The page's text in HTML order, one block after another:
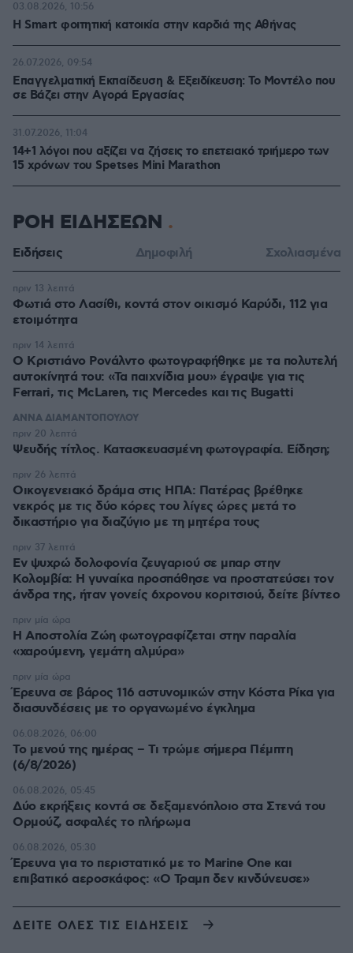
Η Smart φοιτητική κατοικία στην καρδιά της Αθήνας
03.08.2026, 10:56
Επαγγελματική Εκπαίδευση & Εξειδίκευση: Το Mοντέλο που
σε Bάζει στην Aγορά Eργασίας
26.07.2026, 09:54
14+1 λόγοι που αξίζει να ζήσεις το επετειακό τριήμερο των
15 χρόνων του Spetses Mini Marathon
31.07.2026, 11:04
ΡΟΗ ΕΙΔΗΣΕΩΝ
Ειδήσεις Δημοφιλή Σχολιασμένα
Φωτιά στο Λασίθι, κοντά στον οικισμό Καρύδι, 112 για
ετοιμότητα
πριν 13 λεπτά
Ο Κριστιάνο Ρονάλντο φωτογραφήθηκε με τα πολυτελή
αυτοκίνητά του: «Τα παιχνίδια μου» έγραψε για τις
Ferrari, τις McLaren, τις Mercedes και τις Bugatti
πριν 14 λεπτά
ΑΝΝΑ ΔΙΑΜΑΝΤΟΠΟΥΛΟΥ
Ψευδής τίτλος. Κατασκευασμένη φωτογραφία. Είδηση;
πριν 20 λεπτά
Οικογενειακό δράμα στις ΗΠΑ: Πατέρας βρέθηκε
νεκρός με τις δύο κόρες του λίγες ώρες μετά το
δικαστήριο για διαζύγιο με τη μητέρα τους
πριν 26 λεπτά
Εν ψυχρώ δολοφονία ζευγαριού σε μπαρ στην
Κολομβία: Η γυναίκα προσπάθησε να προστατεύσει τον
άνδρα της, ήταν γονείς 6χρονου κοριτσιού, δείτε βίντεο
πριν 37 λεπτά
H Αποστολία Ζώη φωτογραφίζεται στην παραλία
«χαρούμενη, γεμάτη αλμύρα»
πριν μία ώρα
Έρευνα σε βάρος 116 αστυνομικών στην Κόστα Ρίκα για
διασυνδέσεις με το οργανωμένο έγκλημα
πριν μία ώρα
Το μενού της ημέρας – Τι τρώμε σήμερα Πέμπτη
(6/8/2026)
06.08.2026, 06:00
Δύο εκρήξεις κοντά σε δεξαμενόπλοιο στα Στενά του
Ορμούζ, ασφαλές το πλήρωμα
06.08.2026, 05:45
Έρευνα για το περιστατικό με το Marine One και
επιβατικό αεροσκάφος: «Ο Τραμπ δεν κινδύνευσε»
06.08.2026, 05:30
ΔΕΙΤΕ ΟΛΕΣ ΤΙΣ ΕΙΔΗΣΕΙΣ